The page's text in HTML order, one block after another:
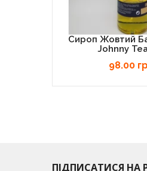
Сироп Жовтий
Johnny
98.00
ПІДПИСАТИСЯ НА